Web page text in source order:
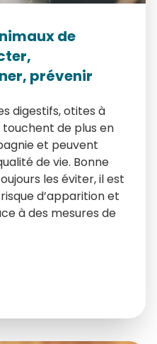
de
prévenir
digestifs, otites à
de plus en
et peuvent
de vie. Bonne
les éviter, il est
d’apparition et
à des mesures de